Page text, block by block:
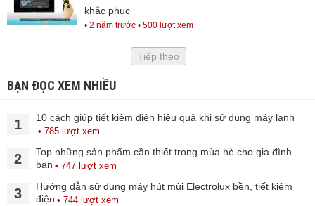
khắc phục
• 2 năm trước • 500 lượt xem
Tiếp theo
BẠN ĐỌC XEM NHIỀU
1 10 cách giúp tiết kiệm điện hiệu quả khi sử dụng máy lạnh
• 785 lượt xem
2
Top những sản phẩm cần thiết trong mùa hè cho gia đình
bạn • 747 lượt xem
3
Hướng dẫn sử dụng máy hút mùi Electrolux bền, tiết kiệm
điện • 744 lượt xem